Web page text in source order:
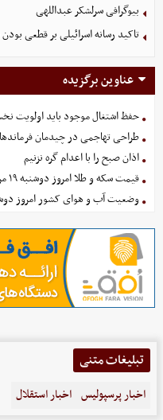
بیوگرافی سرلشکر عبداللهی
تاکید رسانه اسرائیلی بر قطعی بودن
عناوین برگزیده
حفظ اشتغال موجود باید اولویت
طراحی تهاجمی در چیدمان
اذان صبح را با اعدام گره نزنیم
قیمت سکه و طلا امروز دوشنبه ۱۹ مرداد ۱۴۰۵
وضعیت آب و هوای کشور امروز دوشنبه ۱۹
تبلیغات متنی
اخبار پرسپولیس اخبار استقلال